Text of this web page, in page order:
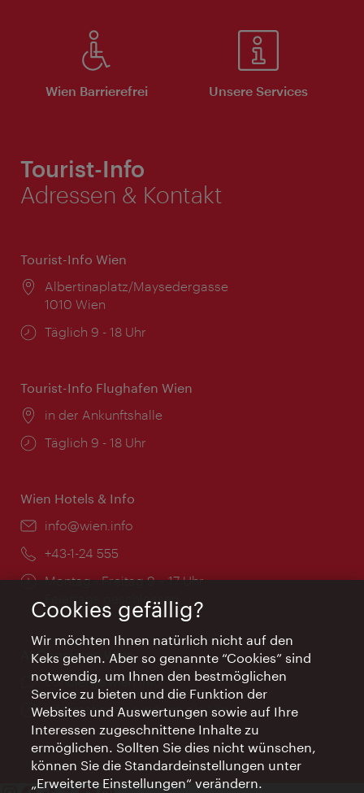
Wien Barrierefrei Unsere Services
Tourist-Info
Adressen & Kontakt
Tourist-Info Wien
Ort:
Albertinaplatz/Maysedergasse
1010 Wien
Öffnungszeiten:
Täglich 9 - 18 Uhr
Tourist-Info Flughafen Wien
Ort:
in der Ankunftshalle
Öffnungszeiten:
Täglich 9 - 18 Uhr
Wien Hotels & Info
Email:
info@wien.info
Telefon:
+43-1-24 555
Öffnungszeiten:
Montag - Freitag 9 – 17 Uhr
Feiertags geschlossen
AI Concierge Wien
Ort:
concierge.wien.info
Öffnungszeiten:
Informationen rund um die Uhr
Cookies gefällig?
Wir möchten Ihnen natürlich nicht auf den
Keks gehen. Aber so genannte “Cookies” sind
notwendig, um Ihnen den bestmöglichen
Service zu bieten und die Funktion der
Websites und Auswertungen sowie auf Ihre
Interessen zugeschnittene Inhalte zu
ermöglichen. Sollten Sie dies nicht wünschen,
können Sie die Standardeinstellungen unter
„Erweiterte Einstellungen“ verändern.